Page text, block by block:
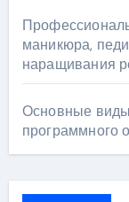
маникюра,
наращивания
Основные
программного